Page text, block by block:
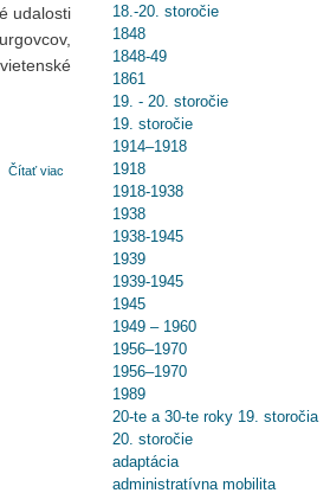
udalosti
Čítať viac
o Slováci a
Maďari:
Tisícročné
18.-20. storočie
1848
1848-49
1861
19. - 20. storočie
19. storočie
1914–1918
1918
1918-1938
1938
1938-1945
1939
1939-1945
1945
1949 – 1960
1956–1970
1956–1970
1989
20-te a 30-te roky 19. storočia
20. storočie
adaptácia
administratívna mobilita